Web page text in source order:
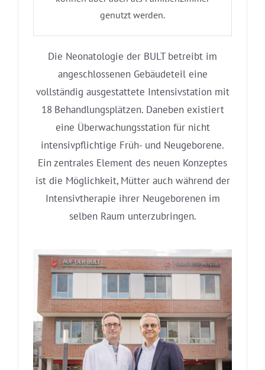
genutzt werden.
Die Neonatologie der BULT betreibt im
angeschlossenen Gebäudeteil eine
vollständig ausgestattete Intensivstation mit
18 Behandlungsplätzen. Daneben existiert
eine Überwachungsstation für nicht
intensivpflichtige Früh- und Neugeborene.
Ein zentrales Element des neuen Konzeptes
ist die Möglichkeit, Mütter auch während der
Intensivtherapie ihrer Neugeborenen im
selben Raum unterzubringen.